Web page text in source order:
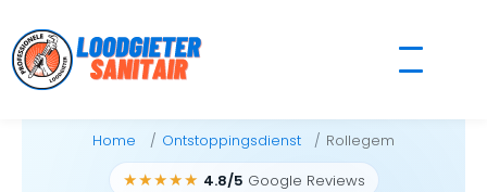
to
content
Home Ontstoppingsdienst Rollegem
★★★★★ 4.8/5 Google Reviews